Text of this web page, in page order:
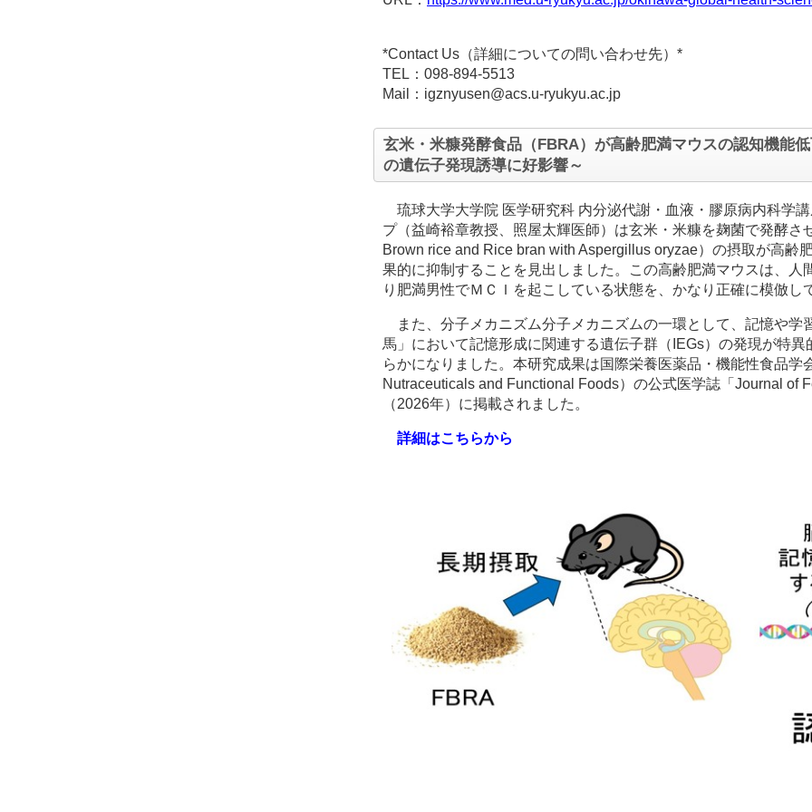
*Contact Us（詳細についての問い合わせ先）*
TEL：098-894-5513
Mail：igznyusen@acs.u-ryukyu.ac.jp
玄米・米糠発酵食品（FBRA）が高齢肥満マウスの認知機能
の遺伝子発現誘導に好影響～
琉球大学大学院 医学研究科 内分泌代謝・血液・膠原病内科学
プ（益崎裕章教授、照屋太輝医師）は玄米・米糠を麹菌で発酵さ
Brown rice and Rice bran with Aspergillus oryzae）の摂取が高齢
果的に抑制することを見出しました。この高齢肥満マウスは、人
り肥満男性でＭＣＩを起こしている状態を、かなり正確に模倣し
また、分子メカニズム分子メカニズムの一環として、記憶や学
馬」において記憶形成に関連する遺伝子群（IEGs）の発現が特
らかになりました。本研究成果は国際栄養医薬品・機能性食品学
Nutraceuticals and Functional Foods）の公式医学誌「Journal of
（2026年）に掲載されました。
詳細はこちらから